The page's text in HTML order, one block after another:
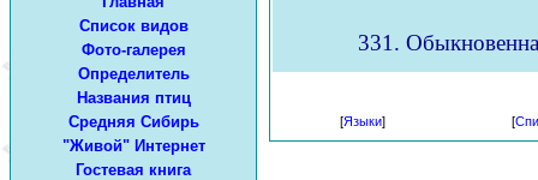
Список видов
Фото-галерея
Определитель
Названия птиц
Средняя Сибирь
"Живой" Интернет
Гостевая книга
331.
[Языки] [